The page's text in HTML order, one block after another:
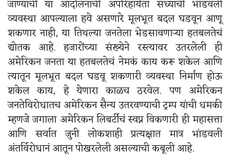
जाण्याची या आंदोलनाची अपरिहार्यता सध्याची भांडवली
व्यवस्था आपल्याला हवे असणारे मूलभूत बदल घडवून आणू
शकणार नाही, या तिथल्या जनतेला भेडसावणाऱ्या हतबलतेचं
द्योतक आहे. हजारोंच्या संख्येने रस्त्यावर उतरलेली ही
अमेरिकन जनता या हतबलतेचं नेमकं काय करू शकेल आणि
त्यातून मूलभूत बदल घडवू शकणारी व्यवस्था निर्माण होऊ
शकेल काय, हे येणारा काळच ठरवेल. पण अमेरिकन
जनतेविरोधातच अमेरिकन सैन्य उतरवण्याची ट्रम्प यांची धमकी
म्हणजे जगाला अमेरिकन लिबर्टीचं स्वप्न विकणारी ही महासत्ता
आणि सर्वात जुनी लोकशाही प्रत्यक्षात मात्र भांडवली
अंतर्विरोधानं आतून पोखरलेली असल्याची कबूली आहे.